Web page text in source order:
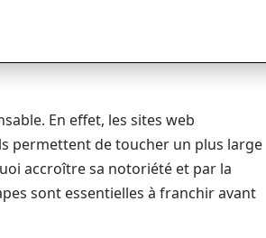
En effet, les sites web
permettent de toucher un plus large
accroître sa notoriété et par la
sont essentielles à franchir avant